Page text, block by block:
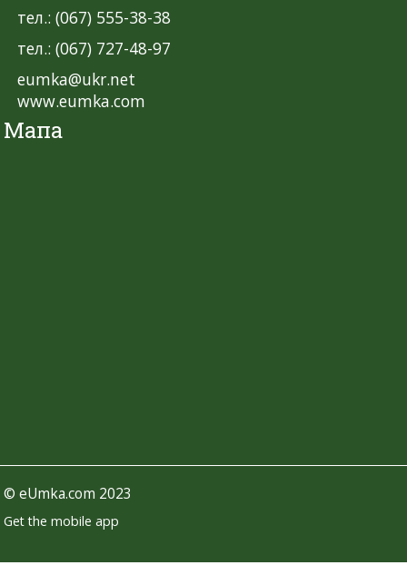
тел.: (067) 555-38-38
тел.: (067) 727-48-97
eumka@ukr.net
www.eumka.com
Мапа
©eUmka.com 2023
Get the mobile app